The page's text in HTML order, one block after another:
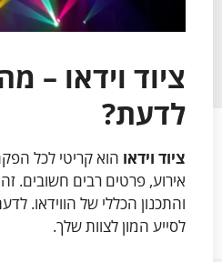
ציוד וידאו –
לדעת?
ציוד וידאו הוא קריטי לכל
אירוע, פרטים רבים חשובים.
והתכנון הכללי של הווידאו.
לסייע המון לצוות שלך.